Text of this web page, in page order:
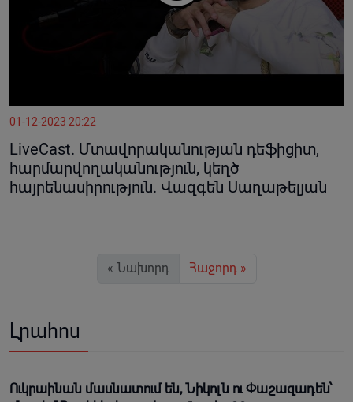
01-12-2023 20:22
LiveCast. Մտավորականության դեֆիցիտ,
հարմարվողականություն, կեղծ
հայրենասիրություն. Վազգեն Սաղաթելյան
« Նախորդ Հաջորդ »
Լրահոս
Ուկրաինան մասնատում են, Նիկոլն ու Փաշազադեն՝